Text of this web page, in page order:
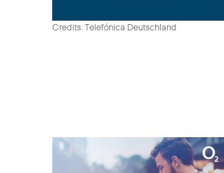
Credits: Telefónica Deutschland